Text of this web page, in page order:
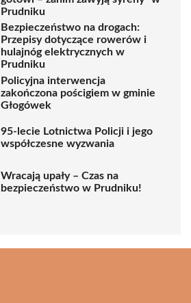
Prudniku
Bezpieczeństwo na drogach:
Przepisy dotyczące rowerów i
hulajnóg elektrycznych w
Prudniku
Policyjna interwencja
zakończona pościgiem w gminie
Głogówek
95-lecie Lotnictwa Policji i jego
współczesne wyzwania
Wracają upały – Czas na
bezpieczeństwo w Prudniku!